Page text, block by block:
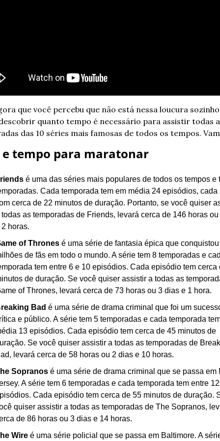
que você percebu que não está nessa loucura
quanto tempo é necessário para assistir todas
das 10 séries mais famosas de todos os tempos.
e tempo para maratonar
é uma das séries mais populares de todos os tempos e
Cada temporada tem em média 24 episódios, cada
cerca de 22 minutos de duração. Portanto, se você quiser
todas as temporadas de Friends, levará cerca de 146 horas
horas.
of Thrones é uma série de fantasia épica que conquistou
de fãs em todo o mundo. A série tem 8 temporadas e
tem entre 6 e 10 episódios. Cada episódio tem cerca
de duração. Se você quiser assistir a todas as
of Thrones, levará cerca de 73 horas ou 3 dias e 1 hora.
Bad é uma série de drama criminal que foi um
e público. A série tem 5 temporadas e cada temporada
13 episódios. Cada episódio tem cerca de 45 minutos de
Se você quiser assistir a todas as temporadas de
levará cerca de 58 horas ou 2 dias e 10 horas.
Sopranos é uma série de drama criminal que se passa em
A série tem 6 temporadas e cada temporada tem entre
Cada episódio tem cerca de 55 minutos de duração.
quiser assistir a todas as temporadas de The Sopranos,
de 86 horas ou 3 dias e 14 horas.
Wire é uma série policial que se passa em Baltimore. A